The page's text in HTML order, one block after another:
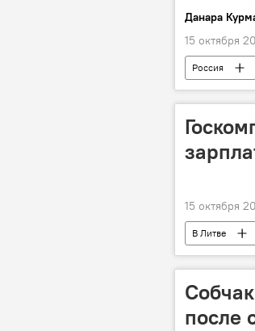
Данара
15 октября
Россия
Валентина
15 октября
В Литве
Кястутис
после